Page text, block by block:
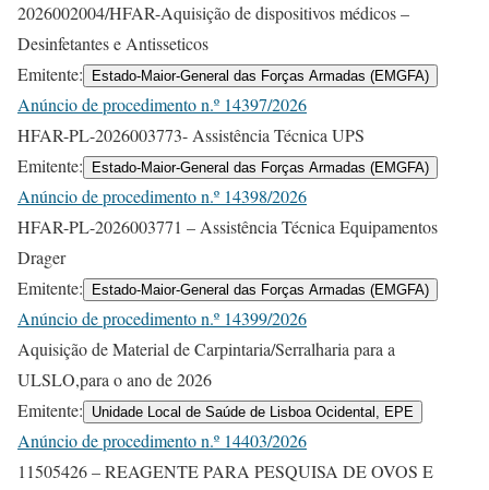
2026002004/HFAR-Aquisição de dispositivos médicos –
Desinfetantes e Antisseticos
Emitente:
Estado-Maior-General das Forças Armadas (EMGFA)
Anúncio de procedimento n.º 14397/2026
HFAR-PL-2026003773- Assistência Técnica UPS
Emitente:
Estado-Maior-General das Forças Armadas (EMGFA)
Anúncio de procedimento n.º 14398/2026
HFAR-PL-2026003771 – Assistência Técnica Equipamentos
Drager
Emitente:
Estado-Maior-General das Forças Armadas (EMGFA)
Anúncio de procedimento n.º 14399/2026
Aquisição de Material de Carpintaria/Serralharia para a
ULSLO,para o ano de 2026
Emitente:
Unidade Local de Saúde de Lisboa Ocidental, EPE
Anúncio de procedimento n.º 14403/2026
11505426 – REAGENTE PARA PESQUISA DE OVOS E